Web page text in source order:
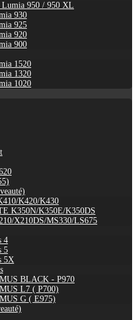
950 / 950 XL
930
925
920
900
1520
1320
1020
K420/K430
K350N/K350E/K350DS
X210DS/MS330/LS675
4
5
5X
BLACK - P970
L7 ( P700)
G ( E975)